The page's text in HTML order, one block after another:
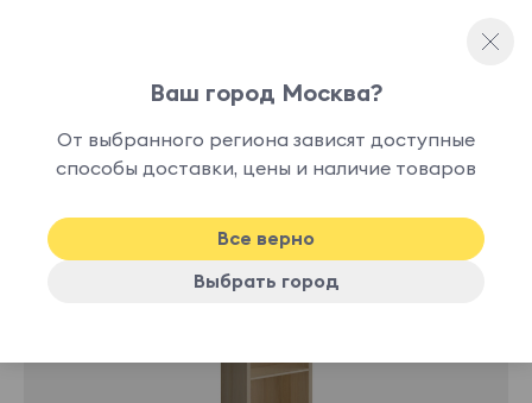
цена
Ваш город Москва?
От выбранного региона зависят доступные
способы доставки, цены и наличие товаров
Все верно
Выбрать город